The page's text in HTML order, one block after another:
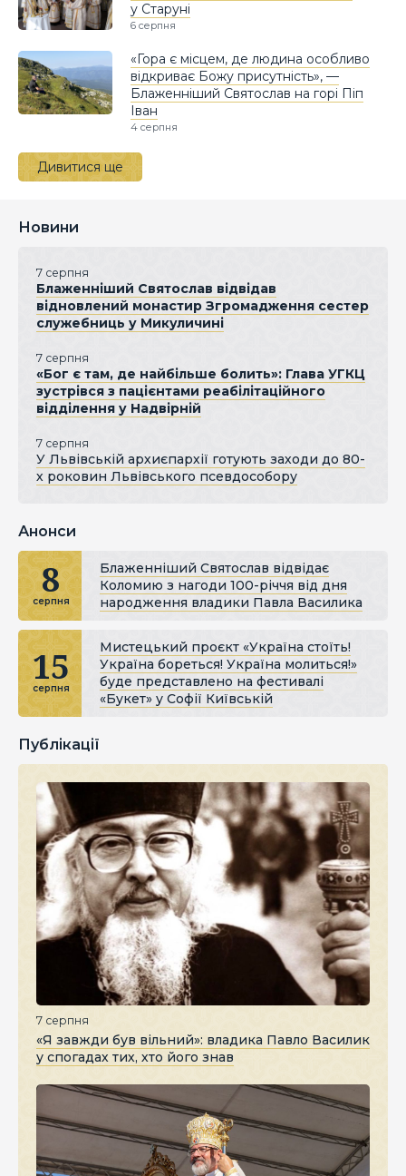
у Старуні
6 серпня
«Гора є місцем, де людина особливо
відкриває Божу присутність», —
Блаженніший Святослав на горі Піп
Іван
4 серпня
Дивитися ще
Новини
7 серпня
Блаженніший Святослав відвідав
відновлений монастир Згромадження сестер
служебниць у Микуличині
7 серпня
«Бог є там, де найбільше болить»: Глава УГКЦ
зустрівся з пацієнтами реабілітаційного
відділення у Надвірній
7 серпня
У Львівській архиєпархії готують заходи до 80-
х роковин Львівського псевдособору
Анонси
8
серпня
Блаженніший Святослав відвідає
Коломию з нагоди 100-річчя від дня
народження владики Павла Василика
15
серпня
Мистецький проєкт «Україна стоїть!
Україна бореться! Україна молиться!»
буде представлено на фестивалі
«Букет» у Софії Київській
Публікації
7 серпня
«Я завжди був вільний»: владика Павло Василик
у спогадах тих, хто його знав